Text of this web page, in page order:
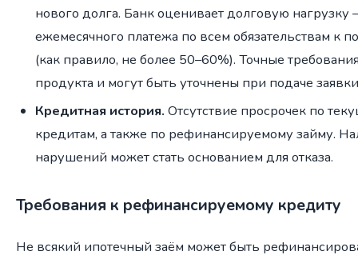
нового долга. Банк оценивает долговую
ежемесячного платежа по всем обязательствам к
(как правило, не более 50–60%). Точные
продукта и могут быть уточнены при подаче
Кредитная история. Отсутствие просрочек по
кредитам, а также по рефинансируемому займу.
нарушений может стать основанием для отказа.
Требования к рефинансируемому кредиту
Не всякий ипотечный заём может быть